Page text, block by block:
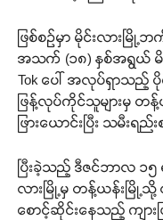
ဖြစ်စဉ်မှာ မိုင်းလား
အသက် (၁၈) နှစ်အရွယ် မိ
Tok ပေါ် အလုပ်ရှာသည့်
ဖြန့်လုပ်ကိုင်သူများမှ
ဖြားယောင်းပြီး သမီးရ
ပြီးခဲ့သည့် ဒီဇင်ဘာလ ၁
လားမြို့မှ တန့်ယန်းမြို့သို့
စောင့်ဆိုင်းနေသည့် ကျား